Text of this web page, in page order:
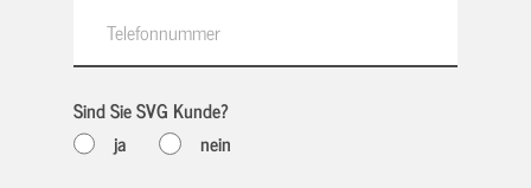
Sind Sie SVG Kunde?
ja
nein